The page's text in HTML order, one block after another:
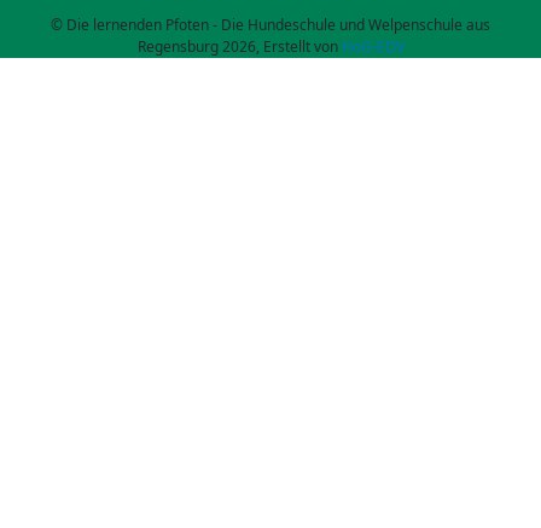
© Die lernenden Pfoten - Die Hundeschule und Welpenschule aus
Regensburg 2026, Erstellt von HoG-EDV